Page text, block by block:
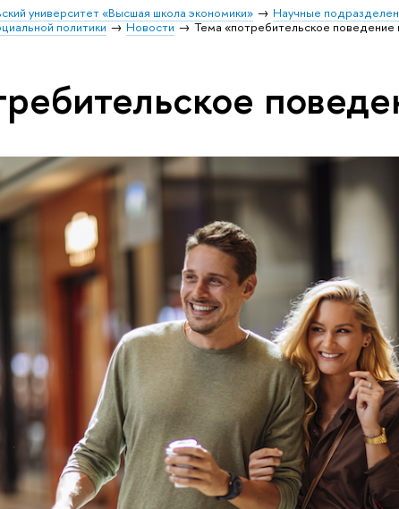
университет «Высшая школа экономики» Научные
политики
Новости Тема «потребительское поведение